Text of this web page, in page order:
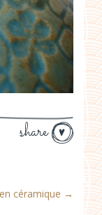
share
céramique →